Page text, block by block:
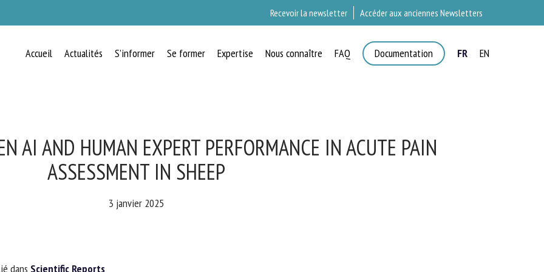
Recevoir la newsletter Accéder aux anciennes Newsletters
Accueil Actualités S’informer Se former Expertise Nous connaître FAQ Documentation FR EN
AI AND HUMAN EXPERT PERFORMANCE IN ACUTE PAIN
ASSESSMENT IN SHEEP
3 janvier 2025
dansScientific Reports
BIEN-ÊTRE ANIMAL